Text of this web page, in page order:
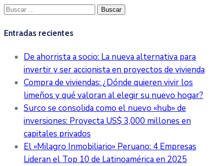
Buscar:
Entradas recientes
De ahorrista a socio: La nueva alternativa para
invertir y ser accionista en proyectos de vivienda
Compra de viviendas: ¿Dónde quieren vivir los
limeños y qué valoran al elegir su nuevo hogar?
Surco se consolida como el nuevo «hub» de
inversiones: Proyecta US$ 3,000 millones en
capitales privados
El «Milagro Inmobiliario» Peruano: 4 Empresas
Lideran el Top 10 de Latinoamérica en 2025